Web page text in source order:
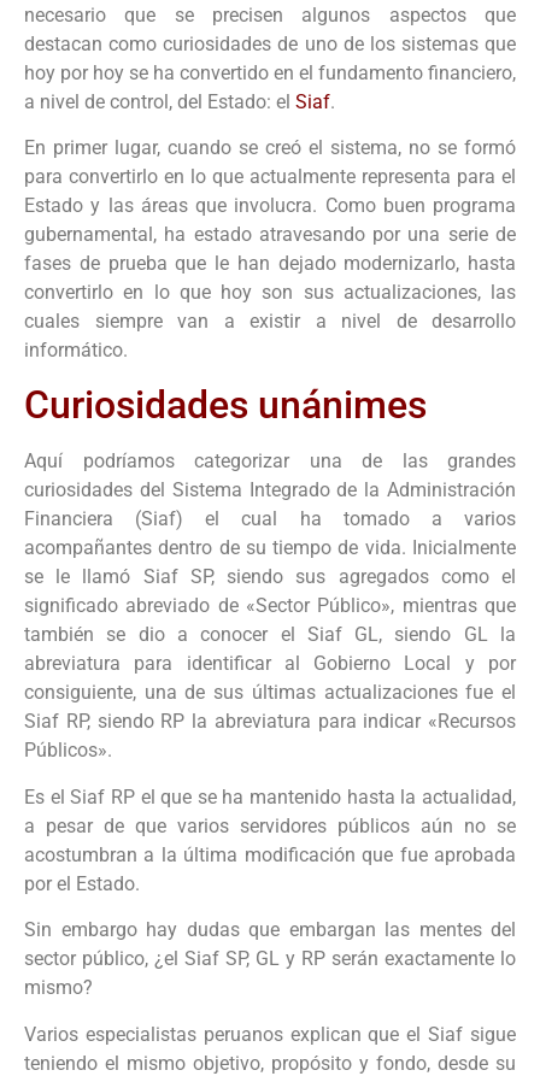
necesario que se precisen algunos aspectos que
destacan como curiosidades de uno de los sistemas que
hoy por hoy se ha convertido en el fundamento financiero,
a nivel de control, del Estado: el Siaf.
En primer lugar, cuando se creó el sistema, no se formó
para convertirlo en lo que actualmente representa para el
Estado y las áreas que involucra. Como buen programa
gubernamental, ha estado atravesando por una serie de
fases de prueba que le han dejado modernizarlo, hasta
convertirlo en lo que hoy son sus actualizaciones, las
cuales siempre van a existir a nivel de desarrollo
informático.
Curiosidades unánimes
Aquí podríamos categorizar una de las grandes
curiosidades del Sistema Integrado de la Administración
Financiera (Siaf) el cual ha tomado a varios
acompañantes dentro de su tiempo de vida. Inicialmente
se le llamó Siaf SP, siendo sus agregados como el
significado abreviado de «Sector Público», mientras que
también se dio a conocer el Siaf GL, siendo GL la
abreviatura para identificar al Gobierno Local y por
consiguiente, una de sus últimas actualizaciones fue el
Siaf RP, siendo RP la abreviatura para indicar «Recursos
Públicos».
Es el Siaf RP el que se ha mantenido hasta la actualidad,
a pesar de que varios servidores públicos aún no se
acostumbran a la última modificación que fue aprobada
por el Estado.
Sin embargo hay dudas que embargan las mentes del
sector público, ¿el Siaf SP, GL y RP serán exactamente lo
mismo?
Varios especialistas peruanos explican que el Siaf sigue
teniendo el mismo objetivo, propósito y fondo, desde su